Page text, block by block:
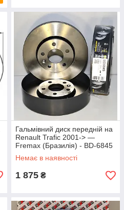
Гальмівний диск передній на
Renault Trafic 2001-> —
Fremax (Бразилія) - BD-6845
Немає в наявності
1 875 ₴